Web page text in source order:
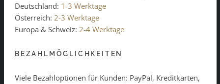
Deutschland: 1-3 Werktage
Österreich: 2-3 Werktage
Europa & Schweiz: 2-4 Werktage
BEZAHLMÖGLICHKEITEN
Viele Bezahloptionen für Kunden: PayPal, Kreditkarten,